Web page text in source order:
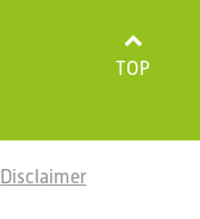
TOP
Disclaimer